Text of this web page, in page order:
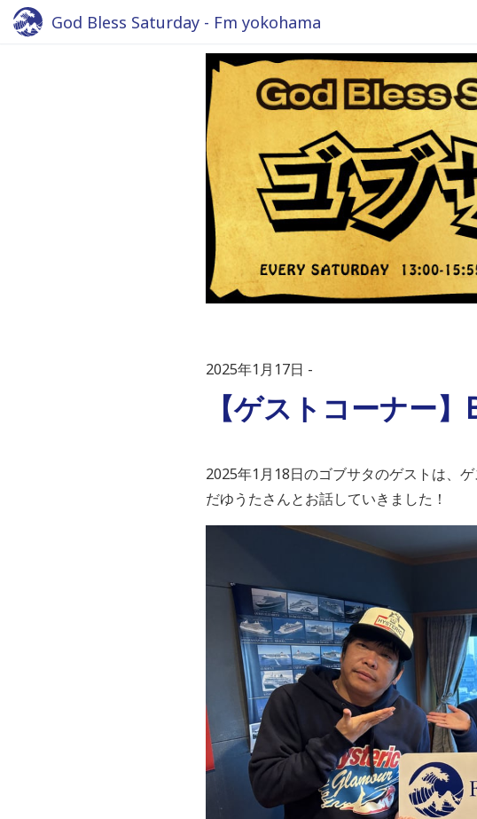
God Bless Saturday - Fm yokohama
2025年1月17日
【ゲストコーナー】
2025年1月18日のゴブサタのゲストは、
だゆうたさんとお話していきました！